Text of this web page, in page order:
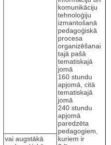
komunikāciju
tehnoloģiju
izmantošanā
pedagoģiskā
procesa
organizēšanai
tajā pašā
tematiskajā
jomā
160 stundu
apjomā, citā
tematiskajā
jomā
240 stundu
apjomā
paredzēta
pedagogiem,
kuriem ir
vai augstākā